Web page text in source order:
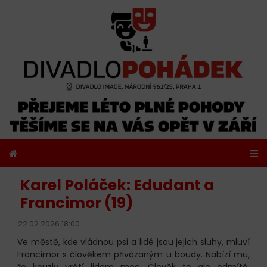
Karel Poláček: Edudant a
Francimor (19)
22.02.2026 18:00
Ve městě, kde vládnou psi a lidé jsou jejich sluhy, mluví
Francimor s člověkem přivázaným u boudy. Nabízí mu,